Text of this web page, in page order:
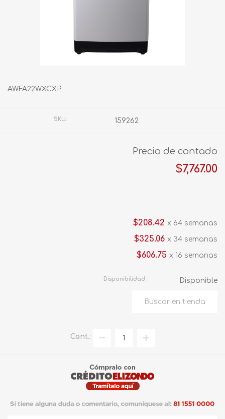
AWFA22WXCXP
SKU: 159262
Precio de contado
$7,767.00
$208.42 x 64 semanas
$325.06 x 34 semanas
$606.75 x 16 semanas
Disponibilidad: Disponible
Cant.: